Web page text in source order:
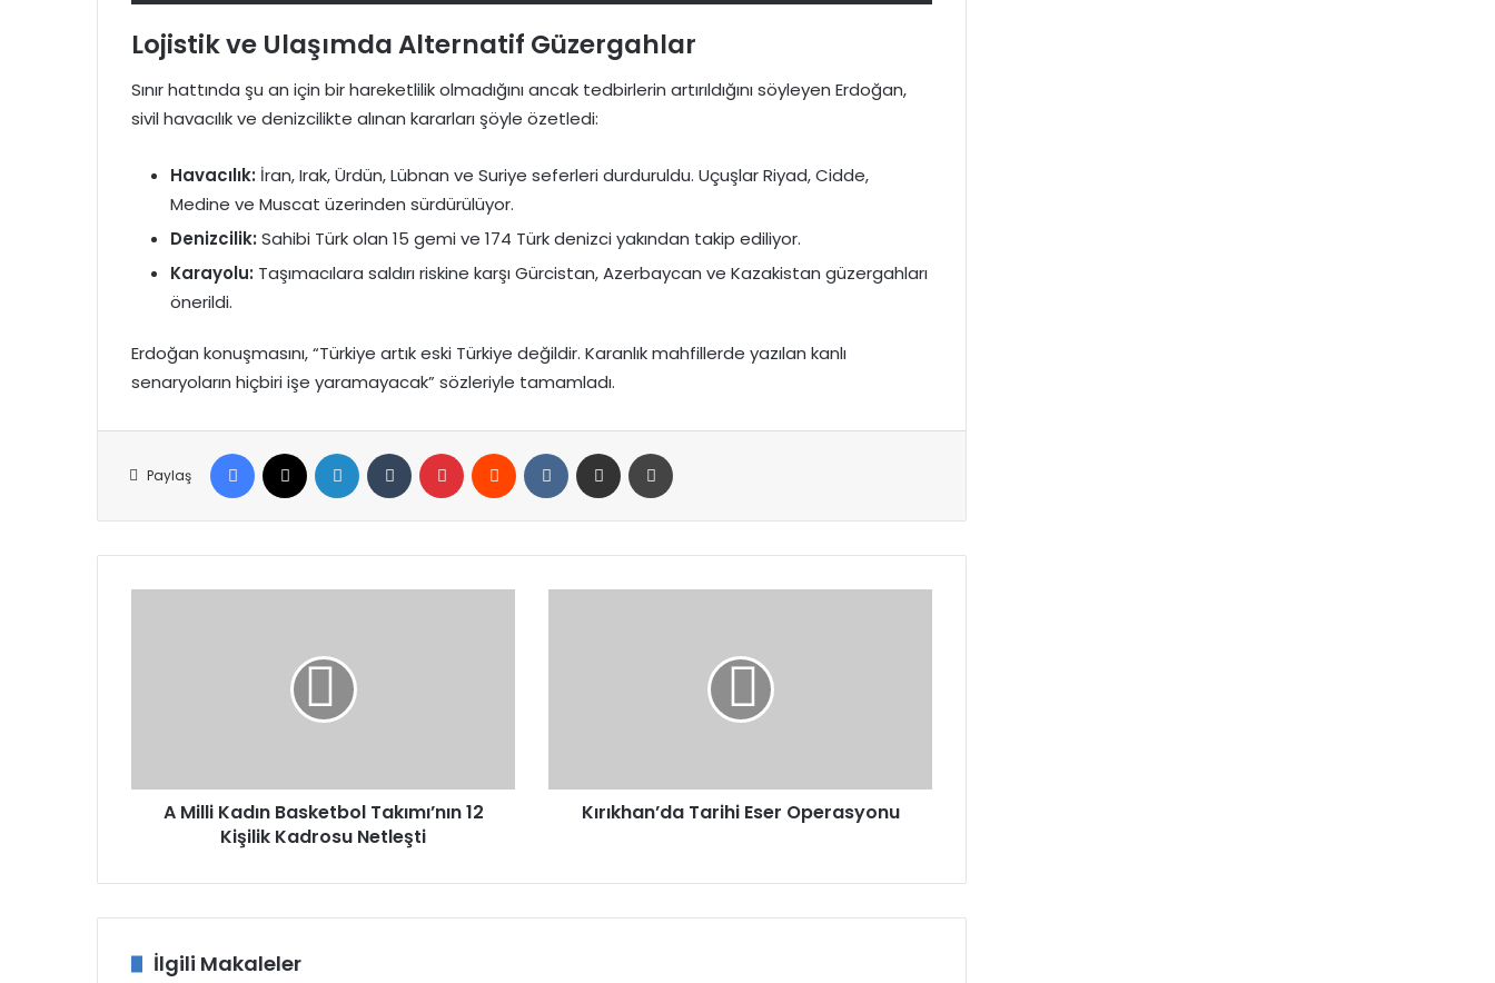
Lojistik ve Ulaşımda Alternatif Güzergahlar
Sınır hattında şu an için bir hareketlilik olmadığını ancak tedbirlerin artırıldığını söyleyen Erdoğan,
sivil havacılık ve denizcilikte alınan kararları şöyle özetledi:
Havacılık: İran, Irak, Ürdün, Lübnan ve Suriye seferleri durduruldu. Uçuşlar Riyad, Cidde,
Medine ve Muscat üzerinden sürdürülüyor.
Denizcilik: Sahibi Türk olan 15 gemi ve 174 Türk denizci yakından takip ediliyor.
Karayolu: Taşımacılara saldırı riskine karşı Gürcistan, Azerbaycan ve Kazakistan güzergahları
önerildi.
Erdoğan konuşmasını, “Türkiye artık eski Türkiye değildir. Karanlık mahfillerde yazılan kanlı
senaryoların hiçbiri işe yaramayacak” sözleriyle tamamladı.
Paylaş
Facebook LinkedIn Tumblr Pinterest Reddit VKontakteE-Posta ile paylaş
Netleşti
A Milli Kadın Basketbol Takımı’nın 12
Kişilik Kadrosu Netleşti
Kırıkhan’da Tarihi Eser Operasyonu
İlgili Makaleler